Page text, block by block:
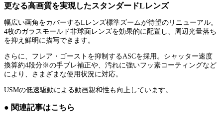
更なる高画質を実現したスタンダードLレンズ
幅広い画角をカバーするLレンズ標準ズームが待望のリニューアル。
4枚のガラスモールド非球面レンズを効果的に配置し、周辺光量落ち
を抑え鮮明に描写できます。
さらに、フレア・ゴーストを抑制するASCを採用。シャッター速度
換算約4段分※の手ブレ補正や、汚れに強いフッ素コーティングなど
により、さまざまな使用状況に対応。
USMの低速駆動による動画親和性も向上しています。
● 関連記事はこちら